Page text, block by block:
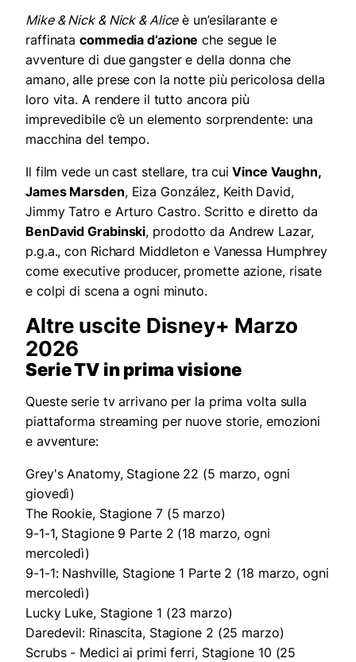
Mike & Nick & Nick & Aliceè un’esilarante e
raffinata commedia d’azione che segue le
avventure di due gangster e della donna che
amano, alle prese con la notte più pericolosa della
loro vita. A rendere il tutto ancora più
imprevedibile c’è un elemento sorprendente: una
macchina del tempo.
Il film vede un cast stellare, tra cui Vince Vaughn,
James Marsden, Eiza González, Keith David,
Jimmy Tatro e Arturo Castro. Scritto e diretto da
BenDavid Grabinski, prodotto da Andrew Lazar,
p.g.a., con Richard Middleton e Vanessa Humphrey
come executive producer, promette azione, risate
e colpi di scena a ogni minuto.
Altre uscite Disney+ Marzo
2026
Serie TV in prima visione
Queste serie tv arrivano per la prima volta sulla
piattaforma streaming per nuove storie, emozioni
e avventure:
Grey's Anatomy, Stagione 22 (5 marzo, ogni
giovedì)
The Rookie, Stagione 7 (5 marzo)
9-1-1, Stagione 9 Parte 2 (18 marzo, ogni
mercoledì)
9-1-1: Nashville, Stagione 1 Parte 2 (18 marzo, ogni
mercoledì)
Lucky Luke, Stagione 1 (23 marzo)
Daredevil: Rinascita, Stagione 2 (25 marzo)
Scrubs - Medici ai primi ferri, Stagione 10 (25